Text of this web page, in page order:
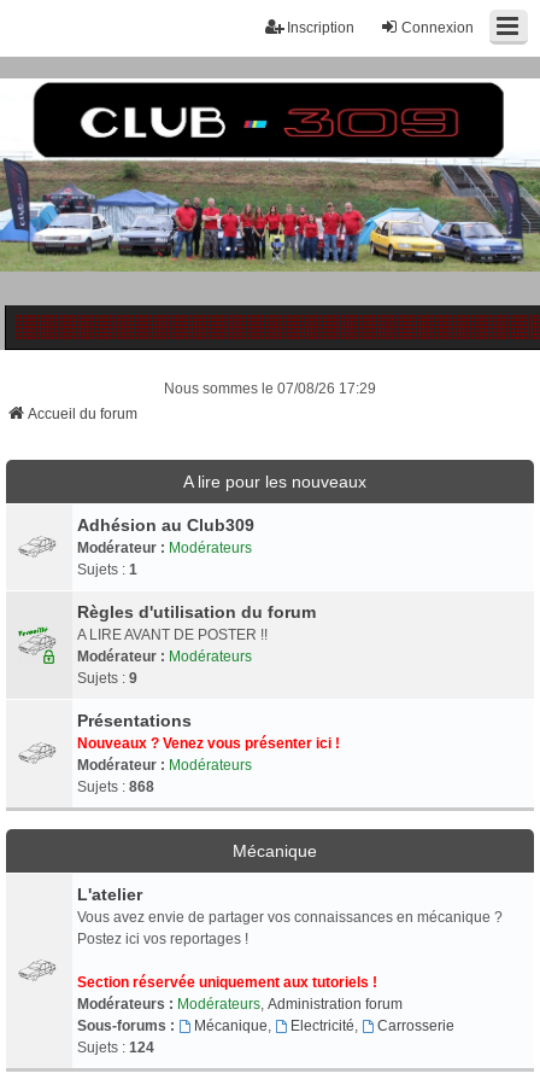
Connexion
Inscription
Nous sommes le 07/08/26 17:29
Accueil du forum
A lire pour les nouveaux
Adhésion au Club309
Modérateur : Modérateurs
Sujets : 1
Règles d'utilisation du forum
A LIRE AVANT DE POSTER !!
Modérateur : Modérateurs
Sujets : 9
Présentations
Nouveaux ? Venez vous présenter ici !
Modérateur : Modérateurs
Sujets : 868
Mécanique
L'atelier
Vous avez envie de partager vos connaissances en mécanique ?
Postez ici vos reportages !
Section réservée uniquement aux tutoriels !
Modérateurs : Modérateurs, Administration forum
Sous-forums :
Mécanique, Electricité,
Carrosserie
Sujets : 124